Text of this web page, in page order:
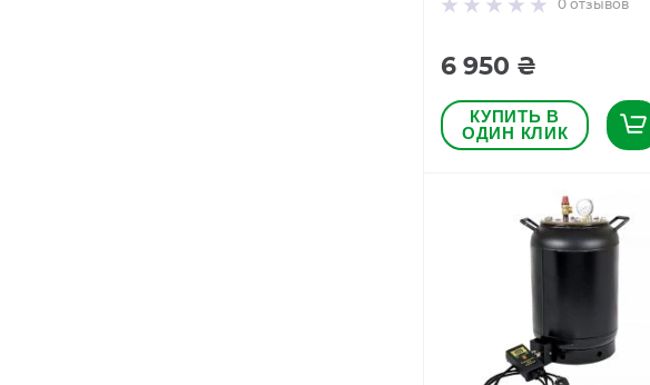
0 отзывов
6 950 ₴
КУПИТЬ В
ОДИН КЛИК